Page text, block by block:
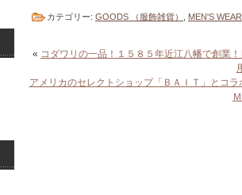
カテゴリー: GOODS （服飾雑貨） MEN'S WEAR
« コダワリの一品！１５８５年近江八幡で創業
アメリカのセレクトショップ「ＢＡＩＴ」とコ